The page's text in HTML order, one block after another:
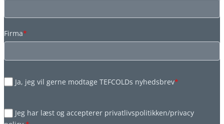
Firma*
Ja, jeg vil gerne modtage TEFCOLDs nyhedsbrev*
Jeg har læst og accepterer privatlivspolitikken/privacy